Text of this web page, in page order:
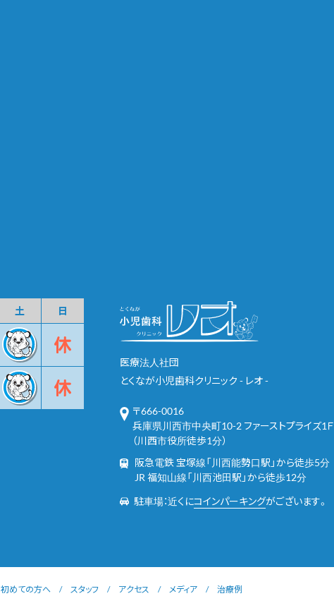
土 日
医療法人社団
とくなが小児歯科クリニック - レオ -
〒666-0016
兵庫県川西市中央町10-2 ファーストプライズ1Ｆ
（川西市役所徒歩1分）
阪急電鉄 宝塚線「川西能勢口駅」から徒歩5分
JR 福知山線「川西池田駅」から徒歩12分
駐車場：近くにコインパーキングがございます。
初めての方へ スタッフ アクセス メディア 治療例